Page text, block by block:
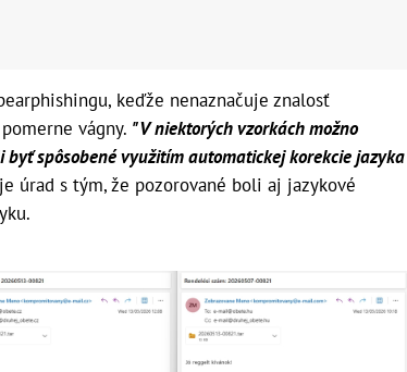
keďže nenaznačuje znalosť
vágny. "V niektorých vzorkách možno
spôsobené využitím automatickej korekcie jazyka
úrad s tým, že pozorované boli aj jazykové